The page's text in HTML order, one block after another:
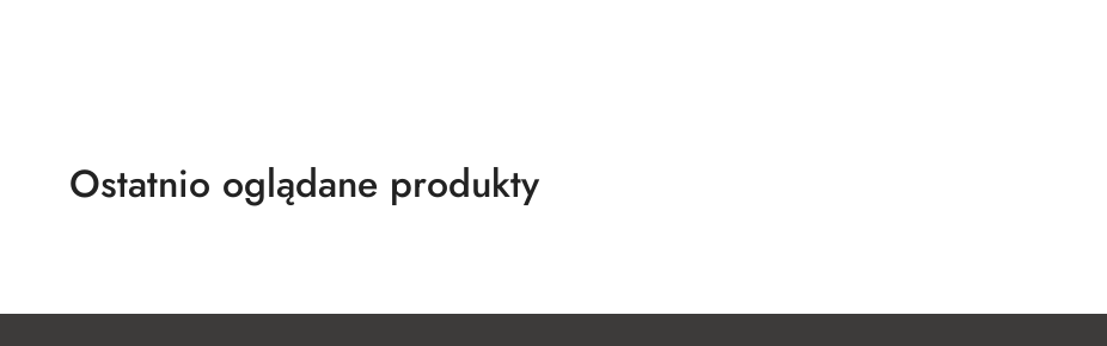
Produkty
Ostatnio oglądane produkty